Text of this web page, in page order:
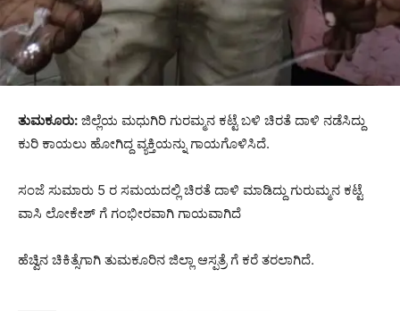
ತುಮಕೂರು: ಜಿಲ್ಲೆಯ ಮಧುಗಿರಿ ಗುರಮ್ಮನ ಕಟ್ಟೆ ಬಳಿ ಚಿರತೆ ದಾಳಿ ನಡೆಸಿದ್ದು
ಕುರಿ ಕಾಯಲು ಹೋಗಿದ್ದ ವ್ಯಕ್ತಿಯನ್ನು ಗಾಯಗೊಳಿಸಿದೆ.
ಸಂಜೆ ಸುಮಾರು 5 ರ ಸಮಯದಲ್ಲಿ ಚಿರತೆ ದಾಳಿ ಮಾಡಿದ್ದು ಗುರುಮ್ಮನ ಕಟ್ಟೆ
ವಾಸಿ ಲೋಕೇಶ್ ಗೆ ಗಂಭೀರವಾಗಿ ಗಾಯವಾಗಿದೆ
ಹೆಚ್ವಿನ ಚಿಕಿತ್ಸೆಗಾಗಿ ತುಮಕೂರಿನ ಜಿಲ್ಲಾ ಆಸ್ಪತ್ರೆ ಗೆ ಕರೆ ತರಲಾಗಿದೆ.